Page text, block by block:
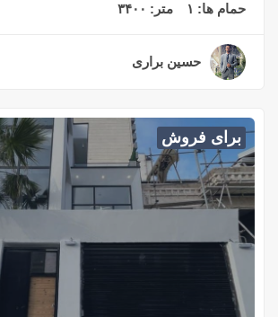
حمام ها: ۱ متر: ۳۴۰۰
حسین براری
برای فروش